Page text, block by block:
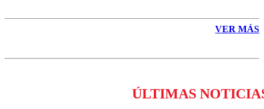
VER MÁS
ÚLTIMAS